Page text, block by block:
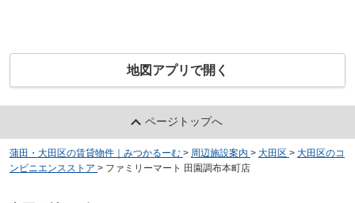
地図アプリで開く
ページトップへ
蒲田・大田区の賃貸物件｜みつかるーむ > 周辺施設案内 > 大田区 > 大田区のコ
ンビニエンスストア > ファミリーマート 田園調布本町店